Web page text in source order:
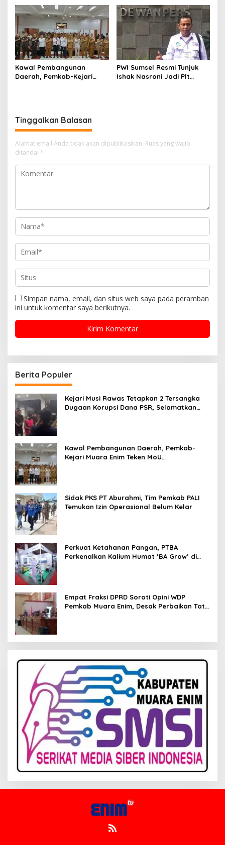
Kelola Keuangan
Kawal Pembangunan
Daerah, Pemkab-Kejari
PWI Sumsel Resmi Tunjuk
Ishak Nasroni Jadi Plt
Tinggalkan Balasan
Alamat email Anda tidak akan dipublikasikan. Ruas yang wajib
ditandai *
Simpan nama, email, dan situs web saya pada peramban
ini untuk komentar saya berikutnya.
Berita Populer
Kejari Musi Rawas Tetapkan 2 Tersangka
Dugaan Korupsi Dana PSR, Selamatkan
Kawal Pembangunan Daerah, Pemkab-
Kejari Muara Enim Teken MoU
Sidak PKS PT Aburahmi, Tim Pemkab PALI
Temukan Izin Operasional Belum Kelar
Perkuat Ketahanan Pangan, PTBA
Perkenalkan Kalium Humat ‘BA Grow’ di
Empat Fraksi DPRD Soroti Opini WDP
Pemkab Muara Enim, Desak Perbaikan Tata